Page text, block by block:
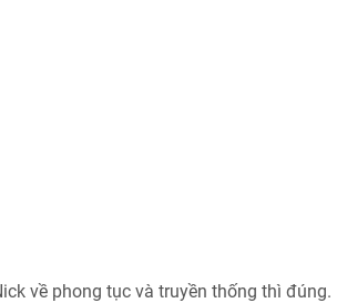
về phong tục và truyền thống thì đúng.